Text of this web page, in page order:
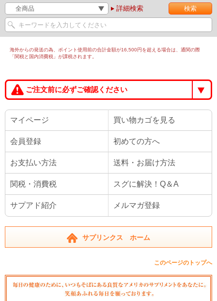
詳細検索
海外からの発送の為、ポイント使用前の合計金額が16,500円を超える場合は、通関の際
「関税と国内消費税」が課税されます。
ご注文前に必ずご確認ください
マイページ 買い物カゴを見る
会員登録 初めての方へ
お支払い方法 送料・お届け方法
関税・消費税 スグに解決！Q＆A
サプアド紹介 メルマガ登録
サプリンクス ホーム
このページのトップへ